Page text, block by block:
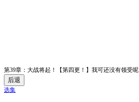
第39章：大战将起！【第四更！】我可还没有领受呢
后退
选集